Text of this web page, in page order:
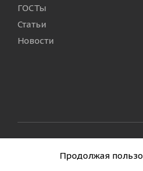
ГОСТы
Статьи
Новости
2026 © «Межкомтехника»
Продолжая